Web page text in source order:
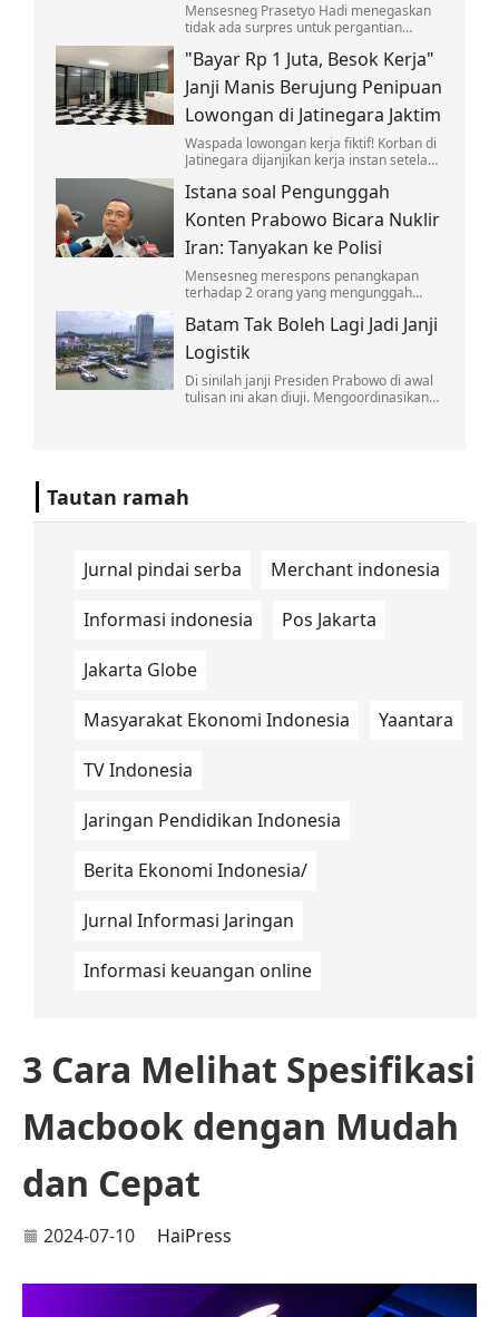
Mensesneg Prasetyo Hadi menegaskan
tidak ada surpres untuk pergantian
"Bayar Rp 1 Juta, Besok Kerja"
Janji Manis Berujung Penipuan
Lowongan di Jatinegara Jaktim
Waspada lowongan kerja fiktif! Korban di
Jatinegara dijanjikan kerja instan setelah
berujung penipuan yang viral di medsos.
Istana soal Pengunggah
Konten Prabowo Bicara Nuklir
Iran: Tanyakan ke Polisi
Mensesneg merespons penangkapan
terhadap 2 orang yang mengunggah
soal nuklir Iran disertai komentar
provokatif.
Batam Tak Boleh Lagi Jadi Janji
Logistik
Di sinilah janji Presiden Prabowo di awal
tulisan ini akan diuji. Mengoordinasikan
Tautan ramah
Jurnal pindai serba Merchant indonesia
Informasi indonesia Pos Jakarta
Jakarta Globe
Masyarakat Ekonomi Indonesia Yaantara
TV Indonesia
Jaringan Pendidikan Indonesia
Berita Ekonomi Indonesia/
Jurnal Informasi Jaringan
Informasi keuangan online
3 Cara Melihat Spesifikasi
Macbook dengan Mudah
dan Cepat
2024-07-10 HaiPress